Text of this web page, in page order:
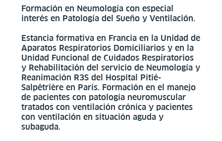
Formación en Neumología con especial
interés en Patología del Sueño y Ventilación.
Estancia formativa en Francia en la Unidad de
Aparatos Respiratorios Domiciliarios y en la
Unidad Funcional de Cuidados Respiratorios
y Rehabilitación del servicio de Neumología y
Reanimación R3S del Hospital Pitié-
Salpêtrière en París. Formación en el manejo
de pacientes con patología neuromuscular
tratados con ventilación crónica y pacientes
con ventilación en situación aguda y
subaguda.